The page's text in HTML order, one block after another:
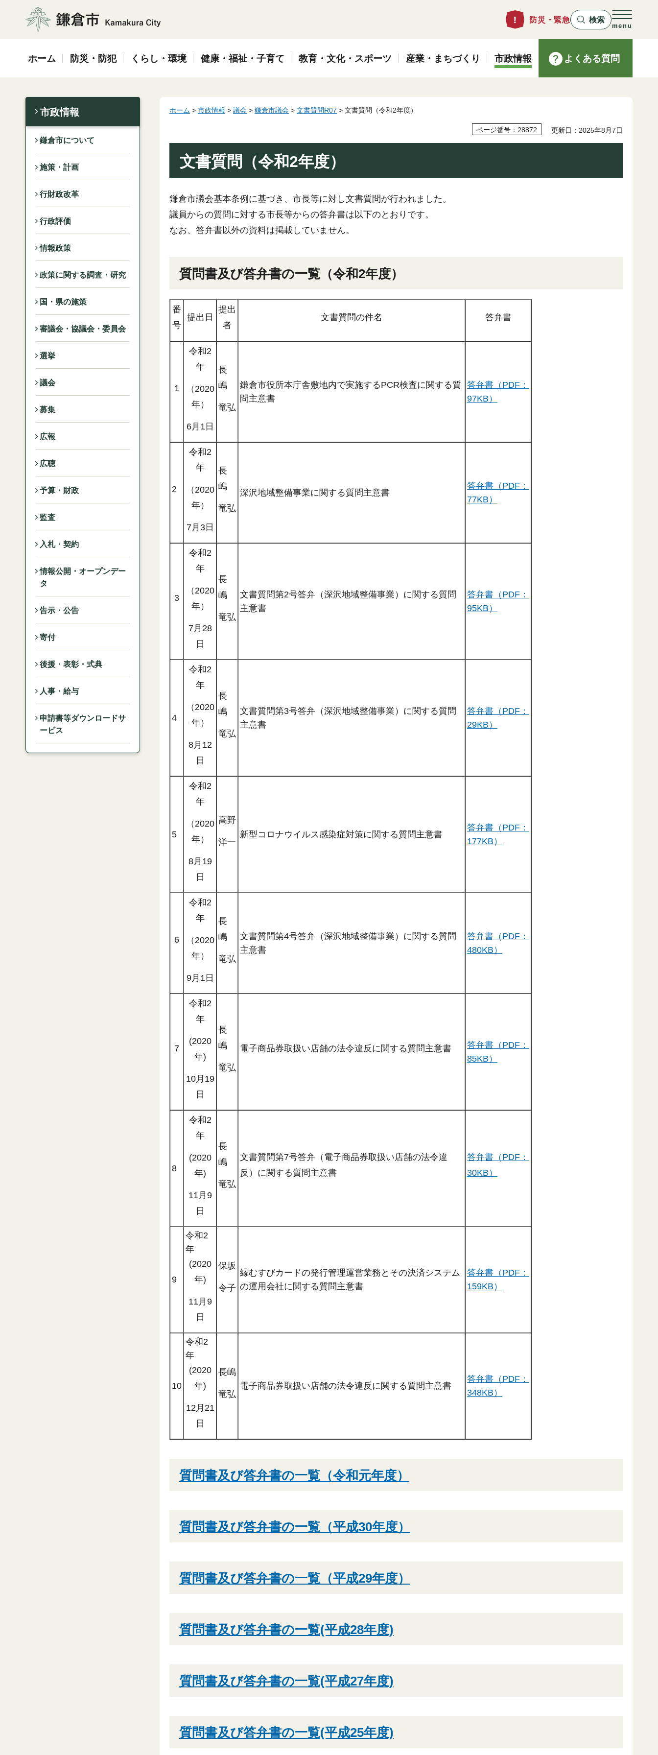
鎌倉市
防災・緊急 検索
menu
ホーム 防災・防犯 くらし・環境 健康・福祉・子育て 教育・文化・スポーツ 産業・まちづくり 市政情報 よくある質問
市政情報
鎌倉市について
施策・計画
行財政改革
行政評価
情報政策
政策に関する調査・研究
国・県の施策
審議会・協議会・委員会
選挙
議会
募集
広報
広聴
予算・財政
監査
入札・契約
情報公開・オープンデー
タ
告示・公告
寄付
後援・表彰・式典
人事・給与
申請書等ダウンロードサ
ービス
ホーム > 市政情報 > 議会 > 鎌倉市議会 > 文書質問R07 > 文書質問（令和2年度）
ページ番号：28872 更新日：2025年8月7日
文書質問（令和2年度）
鎌倉市議会基本条例に基づき、市長等に対し文書質問が行われました。
議員からの質問に対する市長等からの答弁書は以下のとおりです。
なお、答弁書以外の資料は掲載していません。
質問書及び答弁書の一覧（令和2年度）
番
号
提出日
提出
者
文書質問の件名 答弁書
1
令和2
年
（2020
年）
6月1日
長
嶋
竜弘
鎌倉市役所本庁舎敷地内で実施するPCR検査に関する質
問主意書
答弁書（PDF：
97KB）
2
令和2
年
（2020
年）
7月3日
長
嶋
竜弘
深沢地域整備事業に関する質問主意書
答弁書（PDF：
77KB）
3
令和2
年
（2020
年）
7月28
日
長
嶋
竜弘
文書質問第2号答弁（深沢地域整備事業）に関する質問
主意書
答弁書（PDF：
95KB）
4
令和2
年
（2020
年）
8月12
日
長
嶋
竜弘
文書質問第3号答弁（深沢地域整備事業）に関する質問
主意書
答弁書（PDF：
29KB）
5
令和2
年
（2020
年）
8月19
日
高野
洋一
新型コロナウイルス感染症対策に関する質問主意書
答弁書（PDF：
177KB）
6
令和2
年
（2020
年）
9月1日
長
嶋
竜弘
文書質問第4号答弁（深沢地域整備事業）に関する質問
主意書
答弁書（PDF：
480KB）
7
令和2
年
(2020
年)
10月19
日
長
嶋
竜弘
電子商品券取扱い店舗の法令違反に関する質問主意書
答弁書（PDF：
85KB）
8
令和2
年
(2020
年)
11月9
日
長
嶋
竜弘
文書質問第7号答弁（電子商品券取扱い店舗の法令違
反）に関する質問主意書
答弁書（PDF：
30KB）
9
令和2
年
(2020
年)
11月9
日
保坂
令子
縁むすびカードの発行管理運営業務とその決済システム
の運用会社に関する質問主意書
答弁書（PDF：
159KB）
10
令和2
年
(2020
年)
12月21
日
長嶋
竜弘
電子商品券取扱い店舗の法令違反に関する質問主意書
答弁書（PDF：
348KB）
質問書及び答弁書の一覧（令和元年度）
質問書及び答弁書の一覧（平成30年度）
質問書及び答弁書の一覧（平成29年度）
質問書及び答弁書の一覧(平成28年度)
質問書及び答弁書の一覧(平成27年度)
質問書及び答弁書の一覧(平成25年度)